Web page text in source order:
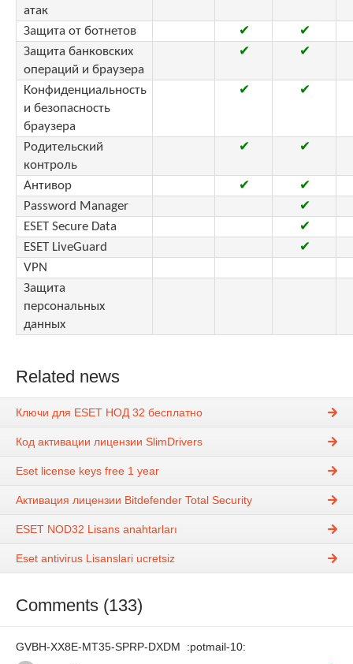
атак
Защита от ботнетов ✔
✔
Защита банковских
операций и браузера
✔ ✔
Конфиденциальность
и безопасность
браузера
✔ ✔
Родительский
контроль
✔ ✔
Антивор ✔
✔
Password Manager
✔
ESET Secure Data
✔
ESET LiveGuard
✔
VPN
Защита
персональных
данных
Related news
Ключи для ESET НОД 32 бесплатно
Код активации лицензии SlimDrivers
Eset license keys free 1 year
Активация лицензии Bitdefender Total Security
ESET NOD32 Lisans anahtarları
Eset antivirus Lisanslari ucretsiz
Comments (133)
GVBH-XX8E-MT35-SPRP-DXDM :potmail-10: